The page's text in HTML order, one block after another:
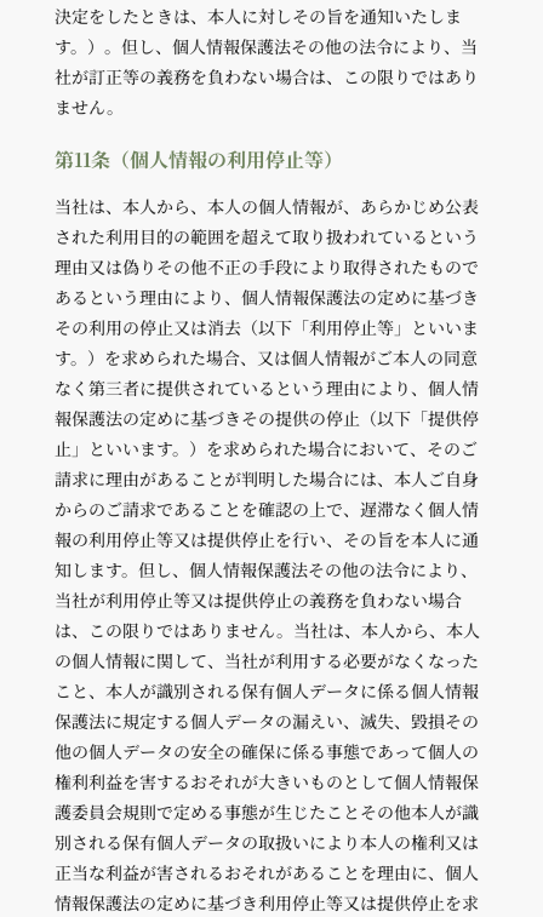
決定をしたときは、本人に対しその旨を通知いたしま
す。）。但し、個人情報保護法その他の法令により、当
社が訂正等の義務を負わない場合は、この限りではあり
ません。
第11条（個人情報の利用停止等）
当社は、本人から、本人の個人情報が、あらかじめ公表
された利用目的の範囲を超えて取り扱われているという
理由又は偽りその他不正の手段により取得されたもので
あるという理由により、個人情報保護法の定めに基づき
その利用の停止又は消去（以下「利用停止等」といいま
す。）を求められた場合、又は個人情報がご本人の同意
なく第三者に提供されているという理由により、個人情
報保護法の定めに基づきその提供の停止（以下「提供停
止」といいます。）を求められた場合において、そのご
請求に理由があることが判明した場合には、本人ご自身
からのご請求であることを確認の上で、遅滞なく個人情
報の利用停止等又は提供停止を行い、その旨を本人に通
知します。但し、個人情報保護法その他の法令により、
当社が利用停止等又は提供停止の義務を負わない場合
は、この限りではありません。当社は、本人から、本人
の個人情報に関して、当社が利用する必要がなくなった
こと、本人が識別される保有個人データに係る個人情報
保護法に規定する個人データの漏えい、滅失、毀損その
他の個人データの安全の確保に係る事態であって個人の
権利利益を害するおそれが大きいものとして個人情報保
護委員会規則で定める事態が生じたことその他本人が識
別される保有個人データの取扱いにより本人の権利又は
正当な利益が害されるおそれがあることを理由に、個人
情報保護法の定めに基づき利用停止等又は提供停止を求